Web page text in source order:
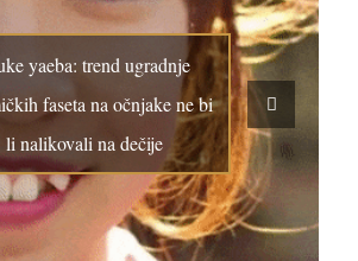
yaeba: trend ugradnje
faseta na očnjake ne bi
li nalikovali na dečije